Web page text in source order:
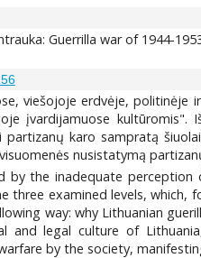
Guerrilla war of 1944-
viešojoje erdvėje, politinėje
įvardijamuose
karo sampratą
nusistatymą
the inadequate perception
examined levels,
way: why Lithuanian
legal culture of
by the society,